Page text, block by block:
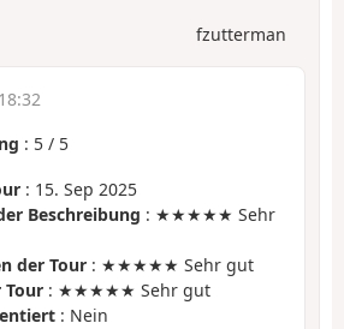
fzutterman
: 5 / 5
: 15. Sep 2025
Beschreibung : ★★★★★ Sehr
der Tour : ★★★★★ Sehr gut
: ★★★★★ Sehr gut
: Nein